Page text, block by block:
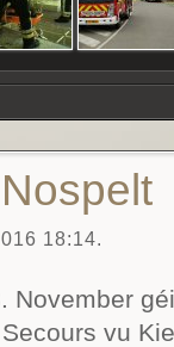
18:14.
November
vu